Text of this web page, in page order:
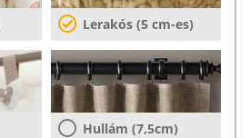
Lerakós (5 cm-es)
Hullám (7,5cm)